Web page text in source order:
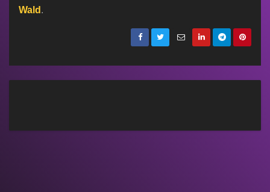
Wald .